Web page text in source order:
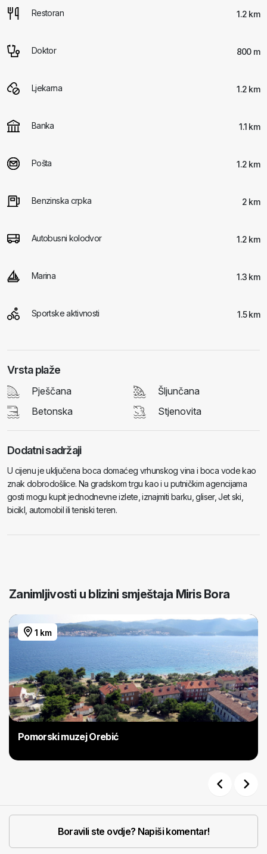
Restoran 1.2 km
Doktor 800 m
Ljekarna 1.2 km
Banka 1.1 km
Pošta 1.2 km
Benzinska crpka 2 km
Autobusni kolodvor 1.2 km
Marina 1.3 km
Sportske aktivnosti 1.5 km
Vrsta plaže
Pješčana
Šljunčana
Betonska
Stjenovita
Dodatni sadržaji
U cijenu je uključena boca domaćeg vrhunskog vina i boca vode kao
znak dobrodošlice. Na gradskom trgu kao i u putničkim agencijama
gosti mogu kupit jednodnevne izlete, iznajmiti barku, gliser, Jet ski,
bicikl, automobil ili teniski teren.
Zanimljivosti u blizini smještaja Miris Bora
1 km
Pomorski muzej Orebić
Boravili ste ovdje? Napiši komentar!